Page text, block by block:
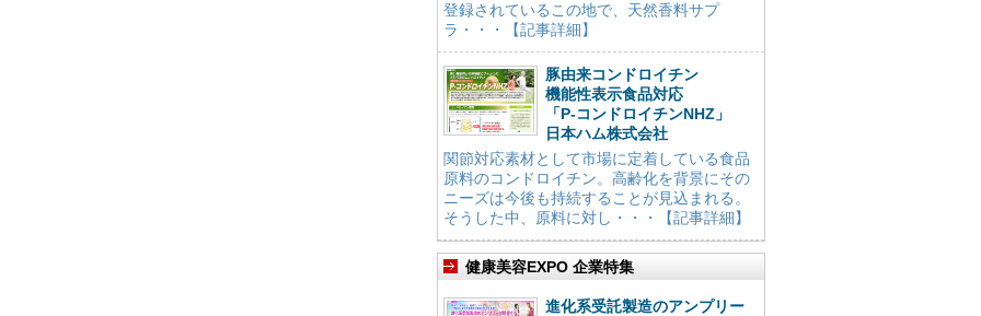
登録されているこの地で、天然香料サプ
ラ・・・【記事詳細】
豚由来コンドロイチン
機能性表示食品対応
「P-コンドロイチンNHZ」
日本ハム株式会社
関節対応素材として市場に定着している食品
原料のコンドロイチン。高齢化を背景にその
ニーズは今後も持続することが見込まれる。
そうした中、原料に対し・・・【記事詳細】
健康美容EXPO 企業特集
進化系受託製造のアンプリー